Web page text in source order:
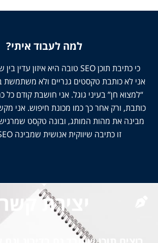
למה לעבוד איתי?
כי כתיבת תוכן SEO טובה היא איזון עדין בין שיווק לטכנולוגיה.
אני לא כותבת טקסטים גנריים ולא משתמשת
“למצוא חן” בעיני גוגל. אני חושבת קודם כל
כותבת, ורק אחר כך כמו מכונת חיפוש. אני
מבינה את מהות המותג, ובונה טקסט שמרגיש
זו כתיבה שיווקית אנושית שמבינה SEO לא הפוך.
יצירת קשר